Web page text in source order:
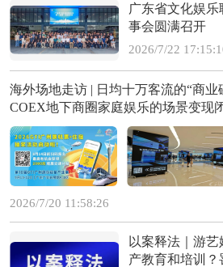
广东省文化娱
事会圆满召开
2026/7/22
海外场地走访 | 日均十万客流的“商
COEX地下商圈家庭娱乐的场景变现
2026/7/20 11:58:26
以案释法｜游
产教育和培训？